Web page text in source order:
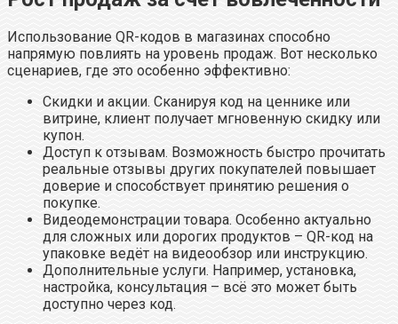
Использование QR-кодов в магазинах способно
напрямую повлиять на уровень продаж. Вот несколько
сценариев, где это особенно эффективно:
Скидки и акции. Сканируя код на ценнике или
витрине, клиент получает мгновенную скидку или
купон.
Доступ к отзывам. Возможность быстро прочитать
реальные отзывы других покупателей повышает
доверие и способствует принятию решения о
покупке.
Видеодемонстрации товара. Особенно актуально
для сложных или дорогих продуктов – QR-код на
упаковке ведёт на видеообзор или инструкцию.
Дополнительные услуги. Например, установка,
настройка, консультация – всё это может быть
доступно через код.